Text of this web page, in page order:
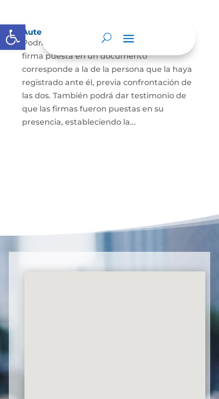
Abrir barra de herramientas
Autenticación de Firma
Podrá dar testimonio escrito de que la
firma puesta en un documento
corresponde a la de la persona que la haya
registrado ante él, previa confrontación de
las dos. También podrá dar testimonio de
que las firmas fueron puestas en su
presencia, estableciendo la...